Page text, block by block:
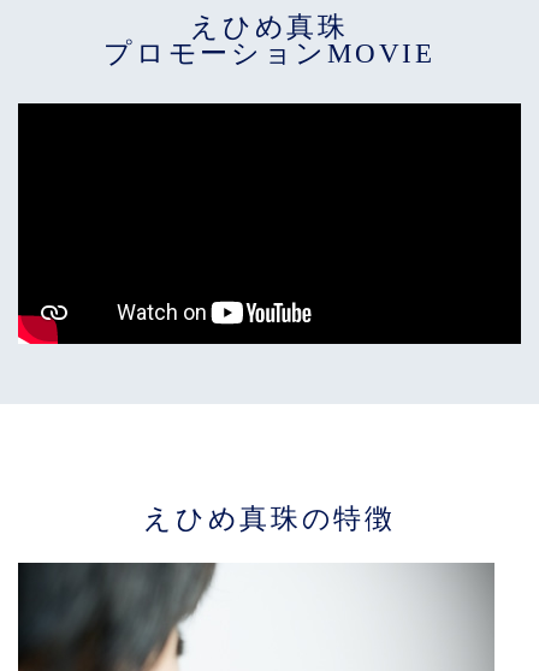
えひめ真珠
プロモーションMOVIE
えひめ真珠の特徴